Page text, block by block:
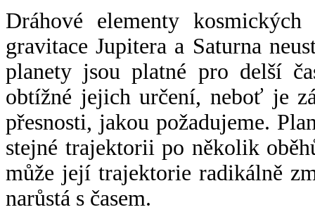
Dráhové elementy
gravitace Jupitera a Saturna
planety jsou platné pro delší
obtížné jejich určení, neboť je
přesnosti, jakou požadujeme.
stejné trajektorii po několik
může její trajektorie radikálně
narůstá s časem.